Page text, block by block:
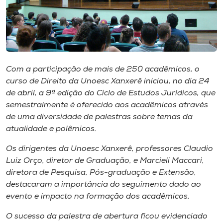
Biblioteca
Editora
Rádio
Museu
Unoesc
Store
Selecione
o idioma
Com a participação de mais de 250 acadêmicos, o
curso de Direito da Unoesc Xanxerê iniciou, no dia 24
de abril, a 9ª edição do Ciclo de Estudos Jurídicos, que
semestralmente é oferecido aos acadêmicos através
de uma diversidade de palestras sobre temas da
atualidade e polêmicos.
Os dirigentes da Unoesc Xanxerê, professores Claudio
Luiz Orço, diretor de Graduação, e Marcieli Maccari,
diretora de Pesquisa, Pós-graduação e Extensão,
destacaram a importância do seguimento dado ao
evento e impacto na formação dos acadêmicos.
O sucesso da palestra de abertura ficou evidenciado